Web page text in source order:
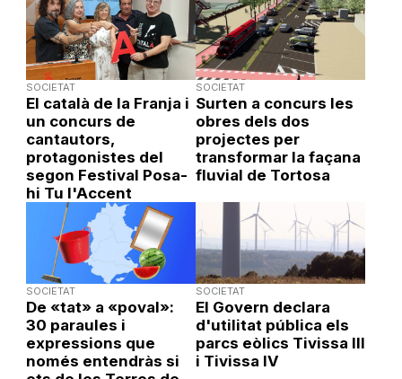
SOCIETAT
El català de la Franja i
un concurs de
cantautors,
protagonistes del
segon Festival Posa-
hi Tu l'Accent
SOCIETAT
Surten a concurs les
obres dels dos
projectes per
transformar la façana
fluvial de Tortosa
SOCIETAT
De «tat» a «poval»:
30 paraules i
expressions que
només entendràs si
SOCIETAT
El Govern declara
d'utilitat pública els
parcs eòlics Tivissa III
i Tivissa IV